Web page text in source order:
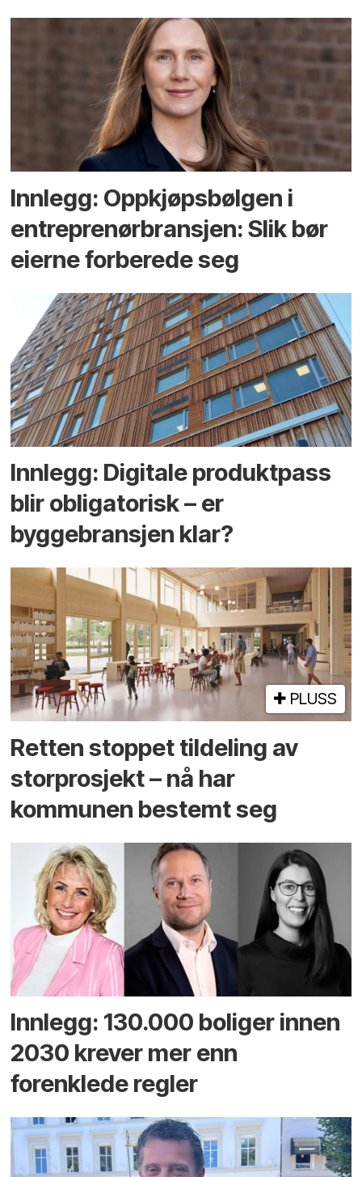
Innlegg: Oppkjøps­bølgen i
entreprenør­bransjen: Slik bør
eierne forberede seg
Innlegg: Digitale produktpass
blir obligatorisk – er
byggebransjen klar?
PLUSS
Retten stoppet tildeling av
storprosjekt – nå har
kommunen bestemt seg
Innlegg: 130.000 boliger innen
2030 krever mer enn
forenklede regler